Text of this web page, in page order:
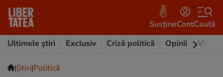
SusțineContCaută
Ultimele știri
Exclusiv Criză politică Opinii Video
|Ştiri|Politică